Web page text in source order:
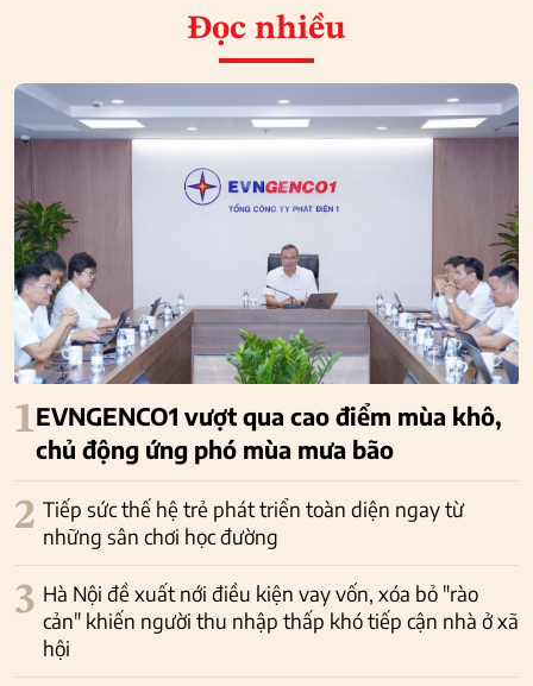
Đọc nhiều
1EVNGENCO1 vượt qua cao điểm mùa khô,
chủ động ứng phó mùa mưa bão
2 Tiếp sức thế hệ trẻ phát triển toàn diện ngay từ
những sân chơi học đường
3 Hà Nội đề xuất nới điều kiện vay vốn, xóa bỏ "rào
cản" khiến người thu nhập thấp khó tiếp cận nhà ở xã
hội